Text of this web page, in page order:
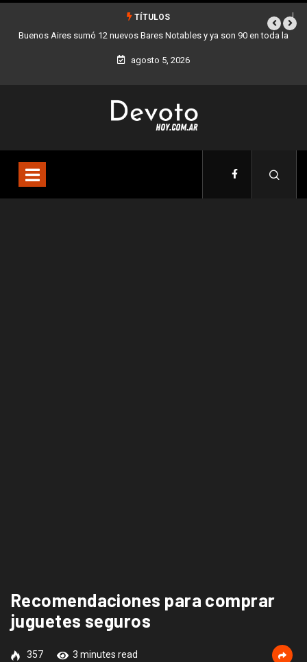
TÍTULOS
y ya son 90 en toda la Los stands móviles de la Ciudad llegan esta
agosto 5, 2026
Recomendaciones para comprar
juguetes seguros
357 3 minutes read